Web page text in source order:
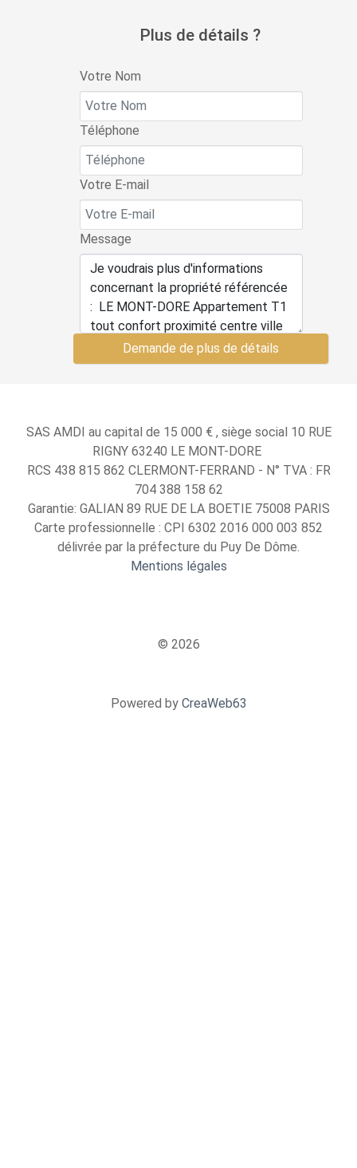
Plus de détails ?
Votre Nom
Téléphone
Votre E-mail
Message
Demande de plus de détails
SAS AMDI au capital de 15 000 € , siège social 10 RUE
RIGNY 63240 LE MONT-DORE
RCS 438 815 862 CLERMONT-FERRAND - N° TVA : FR
704 388 158 62
Garantie: GALIAN 89 RUE DE LA BOETIE 75008 PARIS
Carte professionnelle : CPI 6302 2016 000 003 852
délivrée par la préfecture du Puy De Dôme.
Mentions légales
© 2026
Powered by CreaWeb63